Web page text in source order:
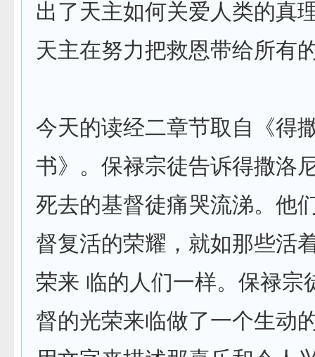
出了天主如何关爱人类的真
天主在努力把救恩带给所有
今天的读经二章节取自《得
书》。保禄宗徒告诉得撒洛
死去的基督徒痛哭流涕。他
督复活的荣耀，就如那些活
荣来 临的人们一样。保禄宗
督的光荣来临做了一个生动